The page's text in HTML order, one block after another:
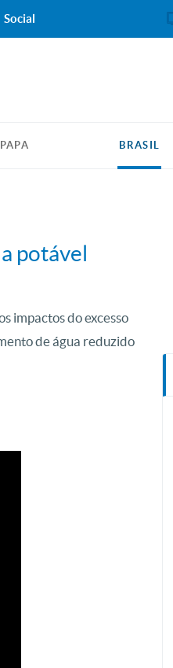
PAPA BRASIL
potável
impactos do excesso
de água reduzido
Social